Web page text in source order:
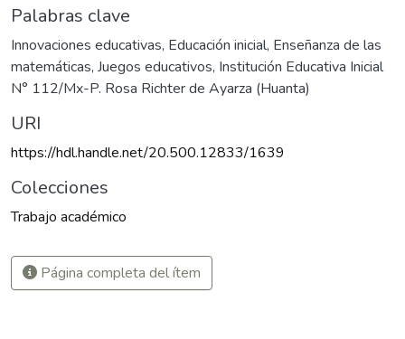
Palabras clave
Innovaciones educativas, Educación inicial, Enseñanza de las
matemáticas, Juegos educativos, Institución Educativa Inicial
N° 112/Mx-P. Rosa Richter de Ayarza (Huanta)
URI
https://hdl.handle.net/20.500.12833/1639
Colecciones
Trabajo académico
Página completa del ítem